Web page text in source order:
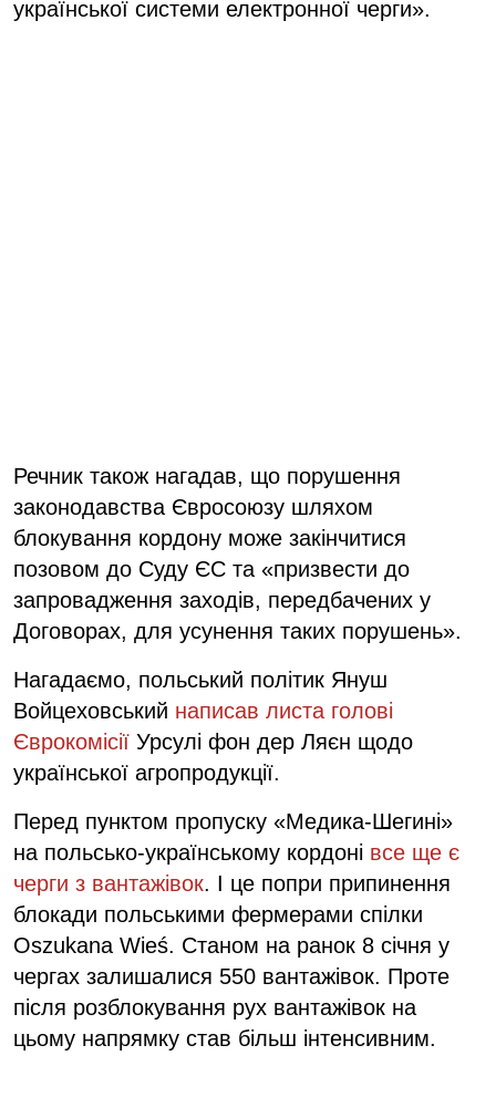
української системи електронної черги».
Речник також нагадав, що порушення
законодавства Євросоюзу шляхом
блокування кордону може закінчитися
позовом до Суду ЄС та «призвести до
запровадження заходів, передбачених у
Договорах, для усунення таких порушень».
Нагадаємо, польський політик Януш
Войцеховський написав листа голові
Єврокомісії Урсулі фон дер Ляєн щодо
української агропродукції.
Перед пунктом пропуску «Медика-Шегині»
на польсько-українському кордоні все ще є
черги з вантажівок. І це попри припинення
блокади польськими фермерами спілки
Oszukana Wieś. Станом на ранок 8 січня у
чергах залишалися 550 вантажівок. Проте
після розблокування рух вантажівок на
цьому напрямку став більш інтенсивним.